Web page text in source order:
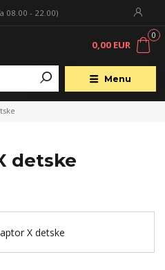
Menu
08.00 - 22.00)
0
0,00 EUR
detske